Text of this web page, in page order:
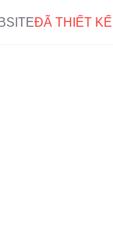
ĐÃ THIẾT KẾ